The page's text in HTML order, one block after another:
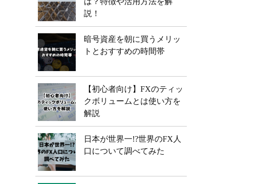
説！
暗号資産を朝に買うメリッ
トとおすすめの時間帯
【初心者向け】FXのティッ
クボリュームとは使い方を
解説
日本が世界一!?世界のFX人
口について調べてみた